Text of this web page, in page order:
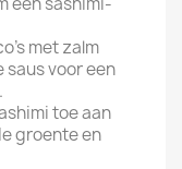
met zalm
voor een
toe aan
groente en